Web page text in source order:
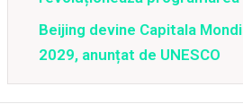
Beijing devine Capitala
2029, anunțat de UNESCO